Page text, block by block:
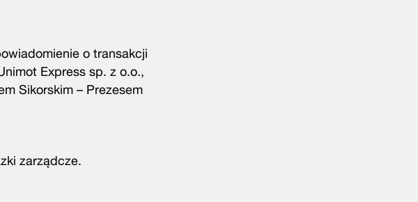
o transakcji
Express sp. z o.o.,
Sikorskim – Prezesem
zarządcze.